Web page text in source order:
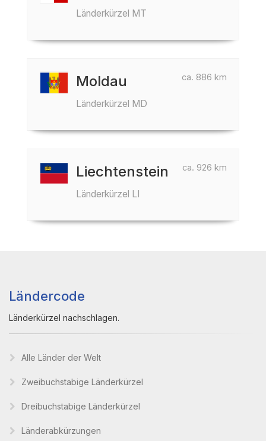
Länderkürzel MT
ca. 886 km
Moldau
Länderkürzel MD
ca. 926 km
Liechtenstein
Länderkürzel LI
Ländercode
Länderkürzel nachschlagen.
Alle Länder der Welt
Zweibuchstabige Länderkürzel
Dreibuchstabige Länderkürzel
Länderabkürzungen